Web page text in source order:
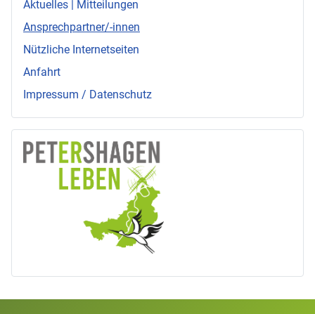
Aktuelles | Mitteilungen
Ansprechpartner/-innen
Nützliche Internetseiten
Anfahrt
Impressum / Datenschutz